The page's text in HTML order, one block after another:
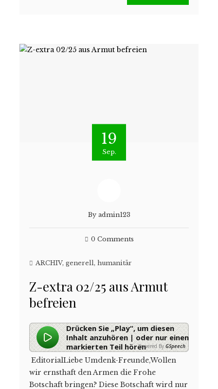
19
Sep.
By admin123
0 Comments
ARCHIV, generell , humanitär
Z-extra 02/25 aus Armut
befreien
Drücken Sie „Play“, um diesen
Inhalt anzuhören | oder nur einen
markierten Teil hörenPowered By GSpeech
EditorialLiebe Umdenk-Freunde,Wollen
wir ernsthaft den Armen die Frohe
Botschaft bringen? Diese Botschaft wird nur